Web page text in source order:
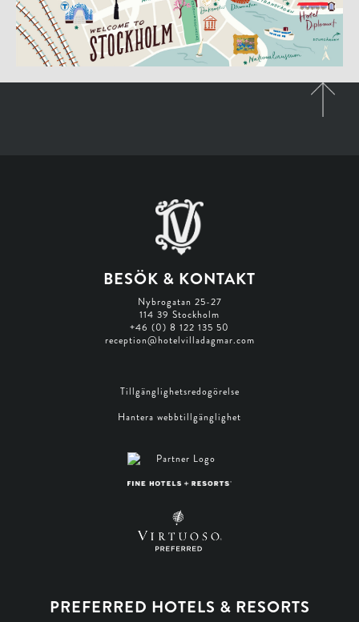
BESÖK & KONTAKT
Nybrogatan 25-27
114 39 Stockholm
+46 (0) 8 122 135 50
reception@hotelvilladagmar.com
Tillgänglighetsredogörelse
Hantera webbtillgänglighet
PREFERRED HOTELS & RESORTS